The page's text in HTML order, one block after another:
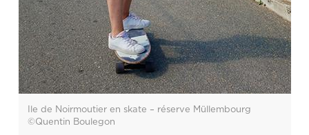
Ile de Noirmoutier en skate – réserve Müllembourg
©Quentin Boulegon